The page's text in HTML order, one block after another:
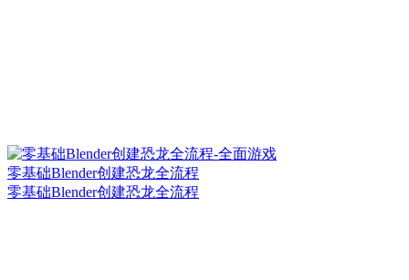
零基础Blender创建恐龙全流程
零基础Blender创建恐龙全流程